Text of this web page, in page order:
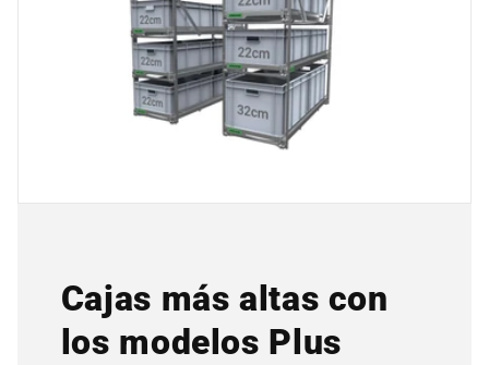
Cajas más altas con
los modelos Plus